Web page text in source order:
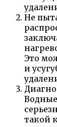
Не
Это
и
такой